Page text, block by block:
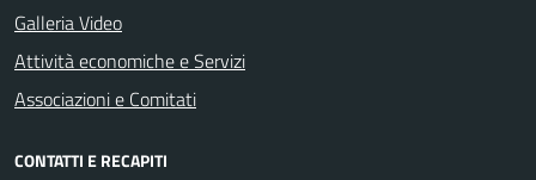
Galleria Video
Attività economiche e Servizi
Associazioni e Comitati
CONTATTI E RECAPITI